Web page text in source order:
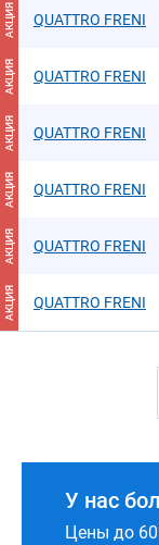
АКЦИЯ QUATTRO FRENI
АКЦИЯ QUATTRO FRENI
АКЦИЯ QUATTRO FRENI
АКЦИЯ QUATTRO FRENI
АКЦИЯ QUATTRO FRENI
АКЦИЯ QUATTRO FRENI
У нас
Цены до